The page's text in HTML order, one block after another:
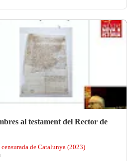
al testament del Rector de
de Catalunya (2023)